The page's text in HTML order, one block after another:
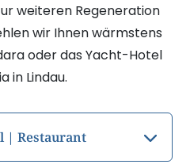
weiteren Regeneration
wir Ihnen wärmstens
oder das Yacht-Hotel
in Lindau.
| Restaurant